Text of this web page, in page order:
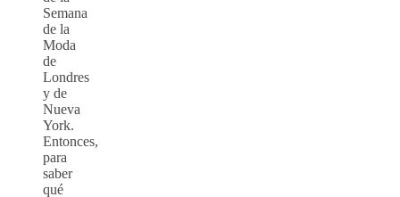
Semana
de la
Moda
de
Londres
y de
Nueva
York.
Entonces,
para
saber
qué